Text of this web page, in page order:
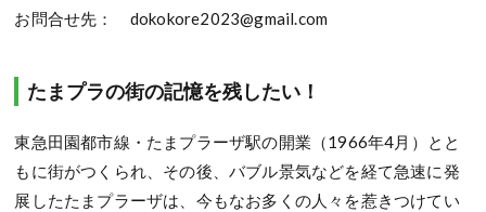
お問合せ先： dokokore2023@gmail.com
たまプラの街の記憶を残したい！
東急田園都市線・たまプラーザ駅の開業（1966年4月）とと
もに街がつくられ、その後、バブル景気などを経て急速に発
展したたまプラーザは、今もなお多くの人々を惹きつけてい